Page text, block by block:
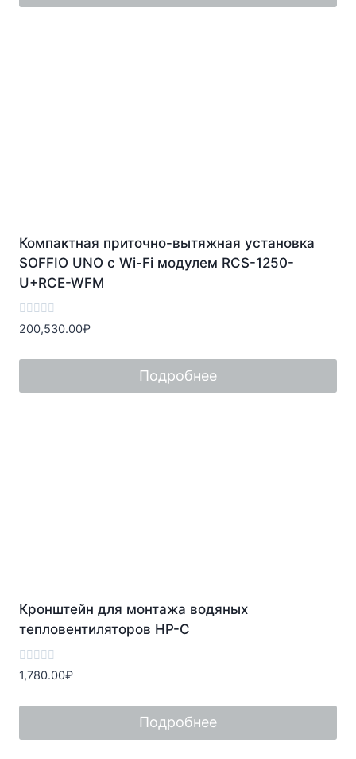
Компактная приточно-вытяжная установка
SOFFIO UNO с Wi-Fi модулем RCS-1250-
U+RCE-WFM
Оценка
0
5
200,530.00₽
Подробнее
Кронштейн для монтажа водяных
тепловентиляторов HР-С
Оценка
0
5
1,780.00₽
Подробнее